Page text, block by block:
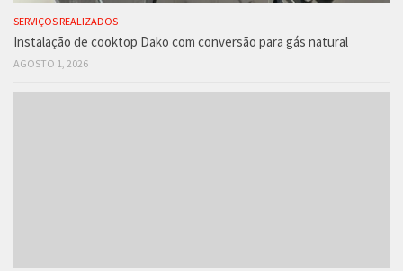
SERVIÇOS REALIZADOS
Instalação de cooktop Dako com conversão para gás natural
AGOSTO 1, 2026